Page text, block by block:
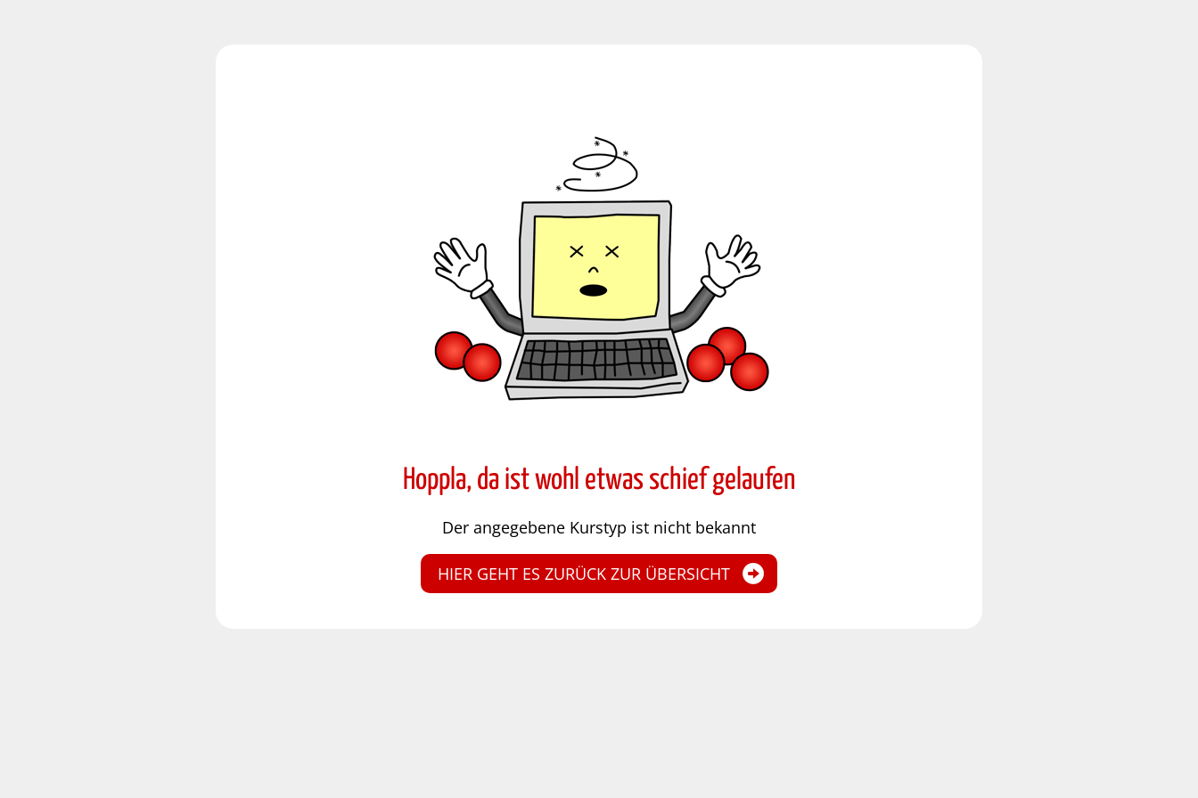
Hoppla, da ist wohl etwas schief gelaufen
Der angegebene Kurstyp ist nicht bekannt
HIER GEHT ES ZURÜCK ZUR ÜBERSICHT